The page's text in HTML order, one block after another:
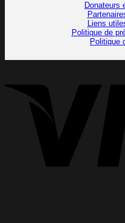
Donateurs
Liens
Politique de
Politique